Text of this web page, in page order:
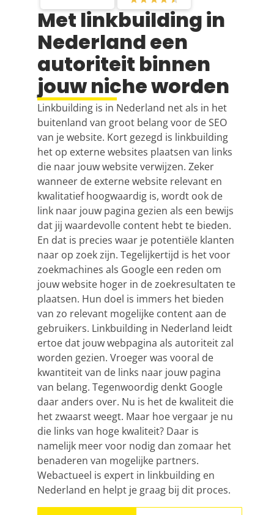
Met linkbuilding in
Nederland een
autoriteit binnen
jouw niche worden
Linkbuilding is in Nederland net als in het
buitenland van groot belang voor de SEO
van je website. Kort gezegd is linkbuilding
het op externe websites plaatsen van links
die naar jouw website verwijzen. Zeker
wanneer de externe website relevant en
kwalitatief hoogwaardig is, wordt ook de
link naar jouw pagina gezien als een bewijs
dat jij waardevolle content hebt te bieden.
En dat is precies waar je potentiële klanten
naar op zoek zijn. Tegelijkertijd is het voor
zoekmachines als Google een reden om
jouw website hoger in de zoekresultaten te
plaatsen. Hun doel is immers het bieden
van zo relevant mogelijke content aan de
gebruikers. Linkbuilding in Nederland leidt
ertoe dat jouw webpagina als autoriteit zal
worden gezien. Vroeger was vooral de
kwantiteit van de links naar jouw pagina
van belang. Tegenwoordig denkt Google
daar anders over. Nu is het de kwaliteit die
het zwaarst weegt. Maar hoe vergaar je nu
die links van hoge kwaliteit? Daar is
namelijk meer voor nodig dan zomaar het
benaderen van mogelijke partners.
Webactueel is expert in linkbuilding en
Nederland en helpt je graag bij dit proces.